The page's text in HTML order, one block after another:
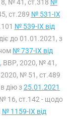
№ 41, ст.318 №
ст.289 № 531-IX
№ 539-IX від
до 01.01.2021, з
№ 737-IX від
, ВВР, 2020, № 41,
№ 51, ст.489
дію з25.01.2021
16, ст.142 - щодо
№ 1159-IX від